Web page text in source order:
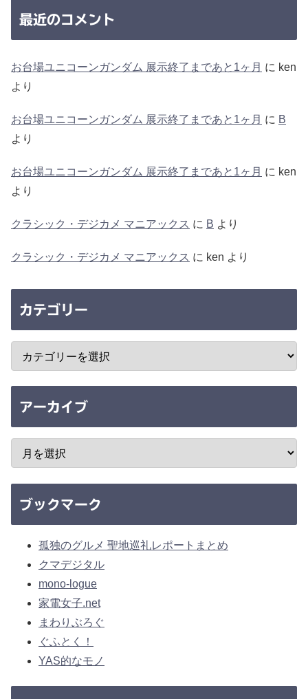
最近のコメント
お台場ユニコーンガンダム 展示終了まであと1ヶ月 に ken
より
お台場ユニコーンガンダム 展示終了まであと1ヶ月 に B
より
お台場ユニコーンガンダム 展示終了まであと1ヶ月 に ken
より
クラシック・デジカメ マニアックス に B より
クラシック・デジカメ マニアックス に ken より
カテゴリー
アーカイブ
ブックマーク
孤独のグルメ 聖地巡礼レポートまとめ
クマデジタル
mono-logue
家電女子.net
まわりぶろぐ
ぐふとく！
YAS的なモノ